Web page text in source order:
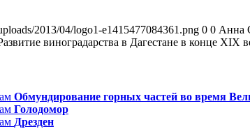
2013/04/logo1-e1415477084361.png 0 0 Анна
виноградарства в Дагестане в конце XIX
Обмундирование горных частей во время
Голодомор
Дрезден